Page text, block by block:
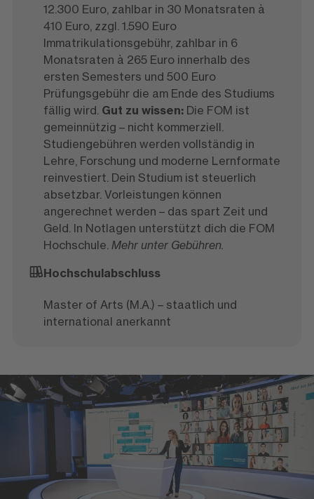
12.300 Euro, zahlbar in 30 Monatsraten à
410 Euro, zzgl. 1.590 Euro
Immatrikulationsgebühr, zahlbar in 6
Monatsraten à 265 Euro innerhalb des
ersten Semesters und 500 Euro
Prüfungsgebühr die am Ende des Studiums
fällig wird. Gut zu wissen:Die FOM ist
gemeinnützig – nicht kommerziell.
Studiengebühren werden vollständig in
Lehre, Forschung und moderne Lernformate
reinvestiert. Dein Studium ist steuerlich
absetzbar. Vorleistungen können
angerechnet werden – das spart Zeit und
Geld. In Notlagen unterstützt dich die FOM
Hochschule. Mehr unter Gebühren.
Hochschulabschluss
Master of Arts (M.A.) – staatlich und
international anerkannt